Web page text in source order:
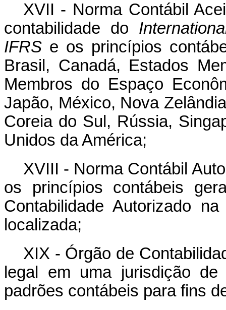
XVII - Norma Contábil
contabilidade do
IFRS e os princípios
Brasil, Canadá, Estados
Membros do Espaço
Japão, México, Nova
Coreia do Sul, Rússia,
Unidos da América;
XVIII - Norma Contábil
os princípios contábeis
Contabilidade Autorizado
localizada;
XIX - Órgão de
legal em uma jurisdição
padrões contábeis para fins